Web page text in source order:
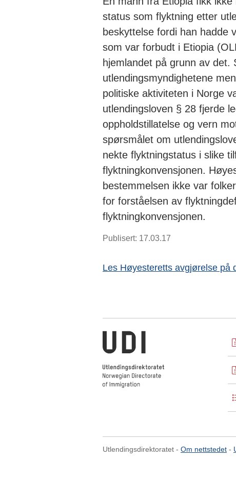
status som flyktning etter
beskyttelse fordi han hadde
som var forbudt i Etiopia
hjemlandet på grunn av det.
utlendingsmyndighetene
politiske aktiviteten i Norge
utlendingsloven § 28 fjerde
oppholdstillatelse og vern
spørsmålet om
nekte flyktningstatus i slike
flyktningkonvensjonen.
bestemmelsen ikke var
for forståelsen av
flyktningkonvensjonen.
Publisert: 17.03.17
Les Høyesteretts avgjørelse på
Utlendingsdirektoratet
Utlendingsdirektoratet - Om nettstedet -